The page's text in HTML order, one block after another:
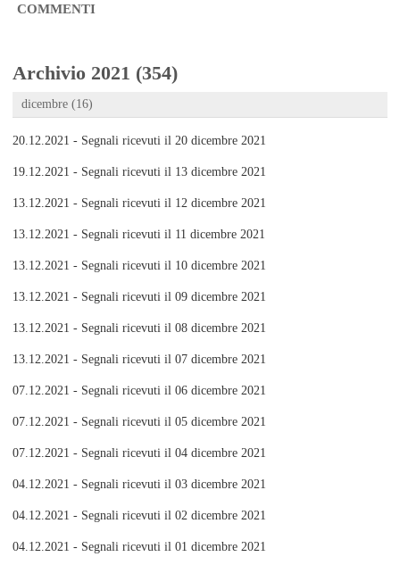
COMMENTI
Archivio 2021 (354)
dicembre (16)
20.12.2021 - Segnali ricevuti il 20 dicembre 2021
19.12.2021 - Segnali ricevuti il 13 dicembre 2021
13.12.2021 - Segnali ricevuti il 12 dicembre 2021
13.12.2021 - Segnali ricevuti il 11 dicembre 2021
13.12.2021 - Segnali ricevuti il 10 dicembre 2021
13.12.2021 - Segnali ricevuti il 09 dicembre 2021
13.12.2021 - Segnali ricevuti il 08 dicembre 2021
13.12.2021 - Segnali ricevuti il 07 dicembre 2021
07.12.2021 - Segnali ricevuti il 06 dicembre 2021
07.12.2021 - Segnali ricevuti il 05 dicembre 2021
07.12.2021 - Segnali ricevuti il 04 dicembre 2021
04.12.2021 - Segnali ricevuti il 03 dicembre 2021
04.12.2021 - Segnali ricevuti il 02 dicembre 2021
04.12.2021 - Segnali ricevuti il 01 dicembre 2021